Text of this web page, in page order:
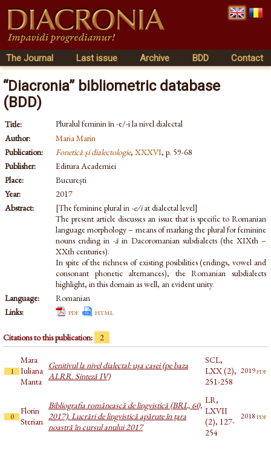
The Journal Last issue Archive BDD Contact
“Diacronia” bibliometric database
(BDD)
Title:
Pluralul feminin în -e/-i la nivel dialectal
Author:
Maria Marin
Publication:
Fonetică și dialectologie, XXXVI, p. 59-68
Publisher:
Editura Academiei
Place:
București
Year:
2017
Abstract:
[The feminine plural in -e/iat dialectal level]
The present article discusses an issue that is specific to Romanian
language morphology – means of marking the plural for feminine
nouns ending in -ăin Dacoromanian subdialects (the XIXth –
XXth centuries).
In spite of the richness of existing posibilities (endings, vowel and
consonant phonetic alternances), the Romanian subdialects
highlight, in this domain as well, an evident unity.
Language:
Romanian
Links:
pdf html
Citations to this publication: 2
1
Mara
Iuliana
Manta
Genitivul la nivel dialectal: uşa casei (pe baza
ALRR. Sinteză IV)
SCL,
LXX (2),
251-258
2019pdf
0
Florin
Sterian
Bibliografia românească de lingvistică (BRL, 60,
2017). Lucrări de lingvistică apărute în țara
noastră în cursul anului 2017
LR,
LXVII
(2), 127-
254
2018pdf